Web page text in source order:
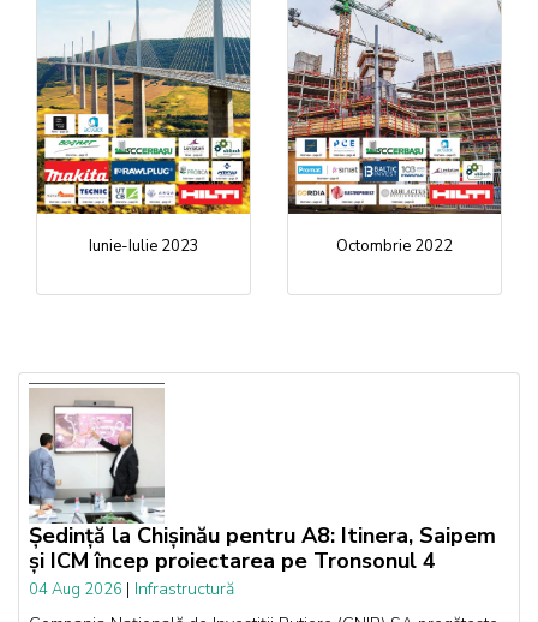
Iunie-Iulie 2023 Octombrie 2022
Ședință la Chișinău pentru A8: Itinera, Saipem
și ICM încep proiectarea pe Tronsonul 4
04 Aug 2026 | Infrastructură